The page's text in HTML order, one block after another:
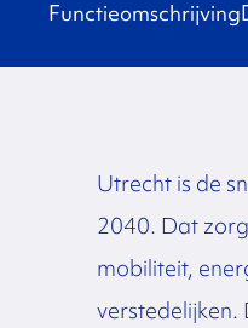
Functieomschrijving
Utrecht is de
2040. Dat
mobiliteit,
verstedelijken.